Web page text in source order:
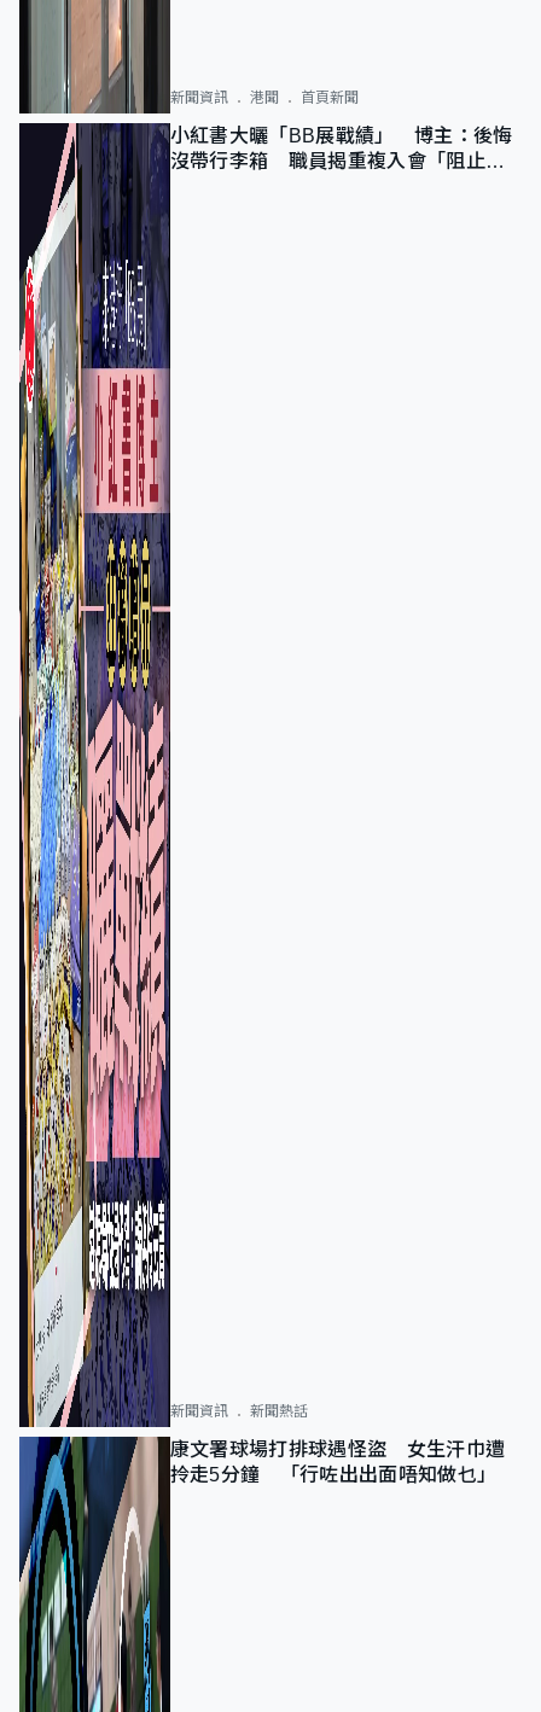
新聞資訊 港聞 首頁新聞
小紅書大曬「BB展戰績」 博主：後悔
沒帶行李箱 職員揭重複入會「阻止唔
新聞資訊 新聞熱話
康文署球場打排球遇怪盜 女生汗巾遭
拎走5分鐘 「行咗出出面唔知做乜」